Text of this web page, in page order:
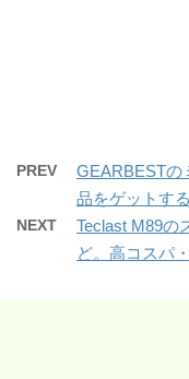
PREV
GEARBESTの
品をゲットす
NEXT
Teclast M89の
ど。高コスパ